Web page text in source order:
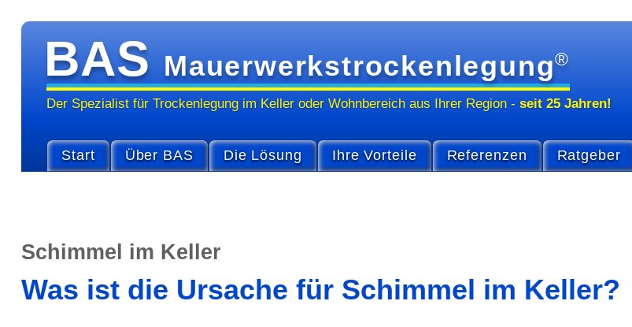
BASMauerwerkstrockenlegung®
Der Spezialist für Trocken­legung im Keller oder Wohn­bereichaus Ihrer Region-seit 25 Jahren!
Start Über BAS Die Lösung Ihre Vorteile Referenzen Ratgeber
Schimmel im Keller
Was ist die Ursache für Schimmel im Keller?